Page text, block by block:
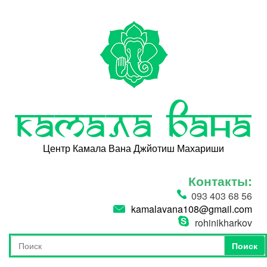
Камала Вана
Центр Камала Вана Джйотиш Махариши
Контакты:
093 403 68 56
kamalavana108@gmail.com
rohinikharkov
Форма поиска
Поиск